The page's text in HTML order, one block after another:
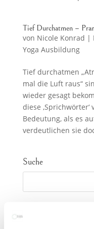
Tief Durchatmen –
von Nicole Konrad |
Yoga Ausbildung
Tief durchatmen
mal die Luft raus“
wieder gesagt
diese
Bedeutung, als es
verdeutlichen sie
Suche